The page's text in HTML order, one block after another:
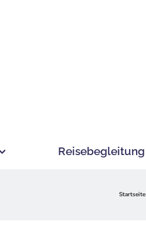
Reisebegleitung
Startseite